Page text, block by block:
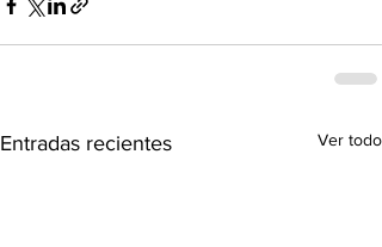
Entradas recientes Ver todo